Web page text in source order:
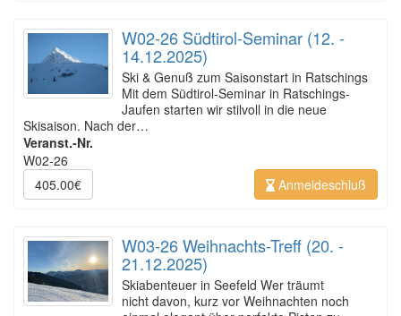
W02-26 Südtirol-Seminar (12. -
14.12.2025)
Ski & Genuß zum Saisonstart in Ratschings
Mit dem Südtirol-Seminar in Ratschings-
Jaufen starten wir stilvoll in die neue
Skisaison. Nach der…
Veranst.-Nr.
W02-26
405.00€
Anmeldeschluß
W03-26 Weihnachts-Treff (20. -
21.12.2025)
Skiabenteuer in Seefeld Wer träumt
nicht davon, kurz vor Weihnachten noch